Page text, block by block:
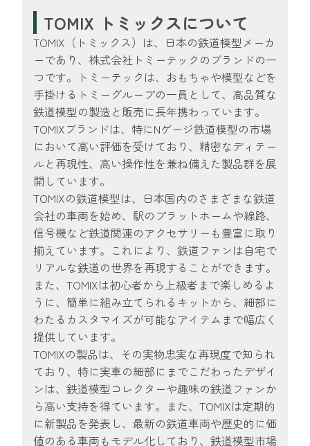
TOMIX トミックスについて
TOMIX（トミックス）は、日本の鉄道模型メーカ
ーであり、株式会社トミーテックのブランドの一
つです。トミーテックは、おもちゃや模型などを
手掛けるトミーグループの一員として、高品質な
鉄道模型の製造と販売に長年携わっています。
TOMIXブランドは、特にNゲージ鉄道模型の市場
において高い評価を受けており、精密なディテー
ルと再現性、高い操作性を兼ね備えた製品群を展
開しています。
TOMIXの鉄道模型は、日本国内のさまざまな鉄道
会社の車両を始め、駅のプラットホームや線路、
信号機など鉄道関連のアクセサリーも豊富に取り
揃えています。これにより、鉄道ファンは自宅で
リアルな鉄道の世界を再現することができます。
また、TOMIXは初心者から上級者まで楽しめるよ
うに、簡単に組み立てられるキットから、細部に
わたるカスタマイズが可能なアイテムまで幅広く
提供しています。
TOMIXの製品は、その実物忠実な再現度で知られ
ており、特に実車の細部にまでこだわったデザイ
ンは、鉄道模型コレクターや趣味の鉄道ファンか
ら高い支持を得ています。また、TOMIXは定期的
に新製品を発表し、最新の鉄道車両や歴史的に価
値のある車両もモデル化しており、鉄道模型市場